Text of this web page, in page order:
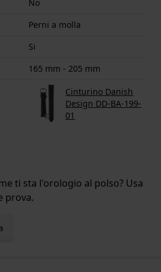
No
Perni a molla
Si
165 mm - 205 mm
Cinturino Danish
Design DD-BA-199-
01
ti sta l'orologio al polso? Usa
prova.